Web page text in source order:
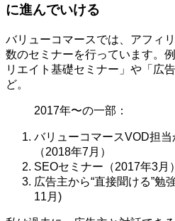
に進んでいける
バリューコマースでは、アフィ
数のセミナーを行っています。
リエイト基礎セミナー」や「広
ど。
2017年〜の一部：
バリューコマースVOD担当
（2018年7月）
SEOセミナー（2017年3月）
広告主から“直接聞ける”
11月)